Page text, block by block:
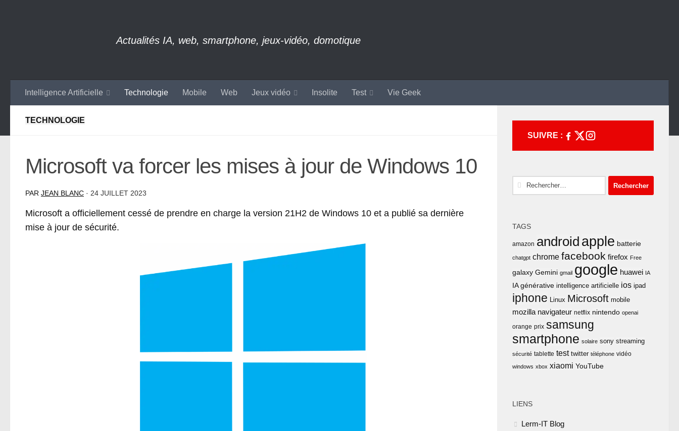
Actualités IA, web, smartphone, jeux-vidéo, domotique
Intelligence Artificielle Technologie Mobile Web Jeux vidéo Insolite Test Vie Geek
TECHNOLOGIE
Microsoft va forcer les mises à jour de Windows 10
PAR JEAN BLANC · 24 JUILLET 2023
Microsoft a officiellement cessé de prendre en charge la version 21H2 de Windows 10 et a publié sa dernière
mise à jour de sécurité.
SUIVRE :
Rechercher :
TAGS
amazon android apple batterie
chatgpt chrome facebook firefox Free
galaxy Gemini gmail google huawei IA
IA générative intelligence artificielle ios ipad
iphone Linux Microsoft mobile
mozilla navigateur netflix nintendo openai
orange prix samsung
smartphone solaire sony streaming
sécurité tablette test twitter téléphone vidéo
windows xbox xiaomi YouTube
LIENS
Lerm-IT Blog